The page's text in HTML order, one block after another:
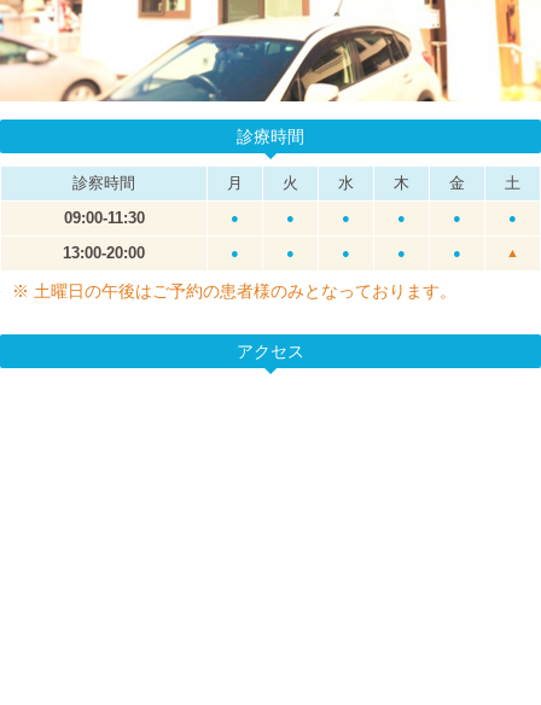
診療時間
診察時間 月 火 水 木 金
土
09:00-11:30
● ● ● ● ● ●
13:00-20:00 ● ● ● ● ● ▲
※ 土曜日の午後はご予約の患者様のみとなっております。
アクセス